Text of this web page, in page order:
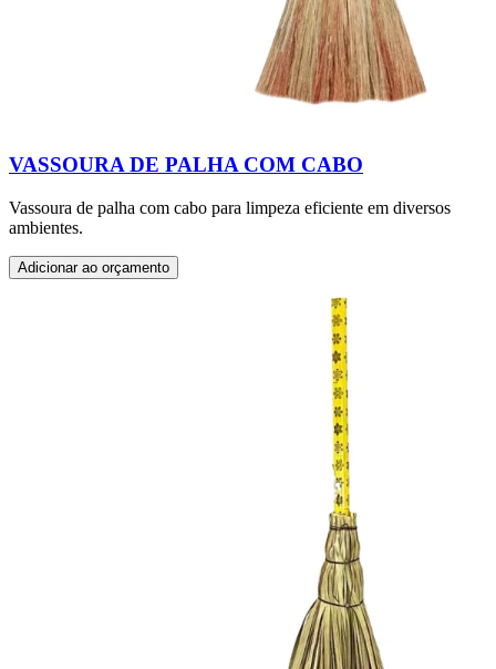
VASSOURA DE PALHA COM CABO
Vassoura de palha com cabo para limpeza eficiente em diversos
ambientes.
Adicionar ao orçamento